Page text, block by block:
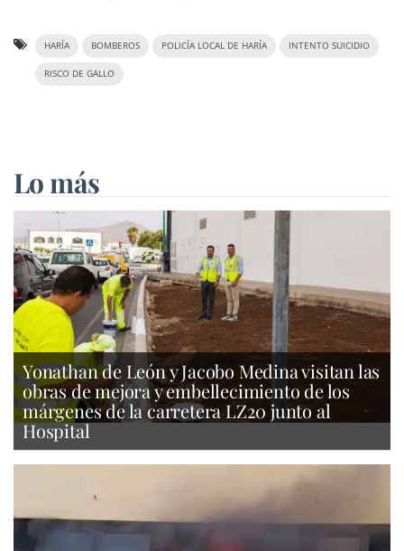
HARÍA BOMBEROS POLICÍA LOCAL DE HARÍA INTENTO SUICIDIO
RISCO DE GALLO
Lo más
Yonathan de León y Jacobo Medina visitan las
obras de mejora y embellecimiento de los
márgenes de la carretera LZ20 junto al
Hospital